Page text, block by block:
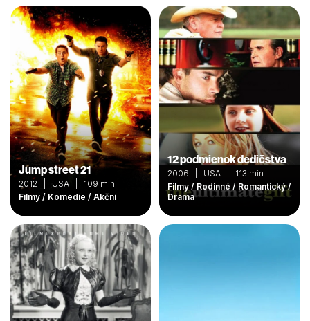
Jump street 21
2012 | USA | 109 min
Filmy / Komedie / Akční
12 podmienok dedičstva
2006 | USA | 113 min
Filmy / Rodinné / Romantický /
Drama